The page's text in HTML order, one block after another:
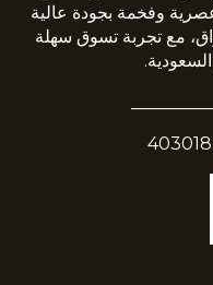
وفخمة بجودة عالية
مع تجربة تسوق سهلة